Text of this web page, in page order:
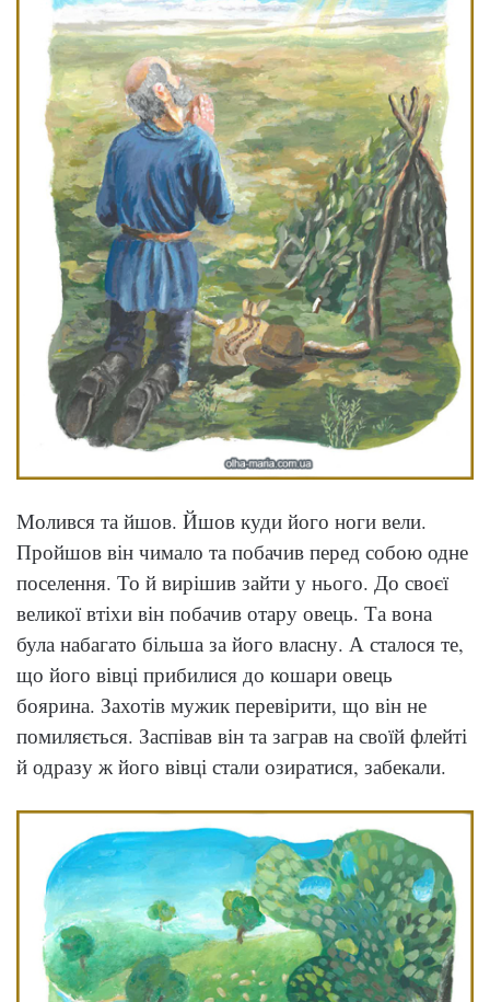
Молився та йшов. Йшов куди його ноги вели.
Пройшов він чимало та побачив перед собою одне
поселення. То й вирішив зайти у нього. До своєї
великої втіхи він побачив отару овець. Та вона
була набагато більша за його власну. А сталося те,
що його вівці прибилися до кошари овець
боярина. Захотів мужик перевірити, що він не
помиляється. Заспівав він та заграв на своїй флейті
й одразу ж його вівці стали озиратися, забекали.